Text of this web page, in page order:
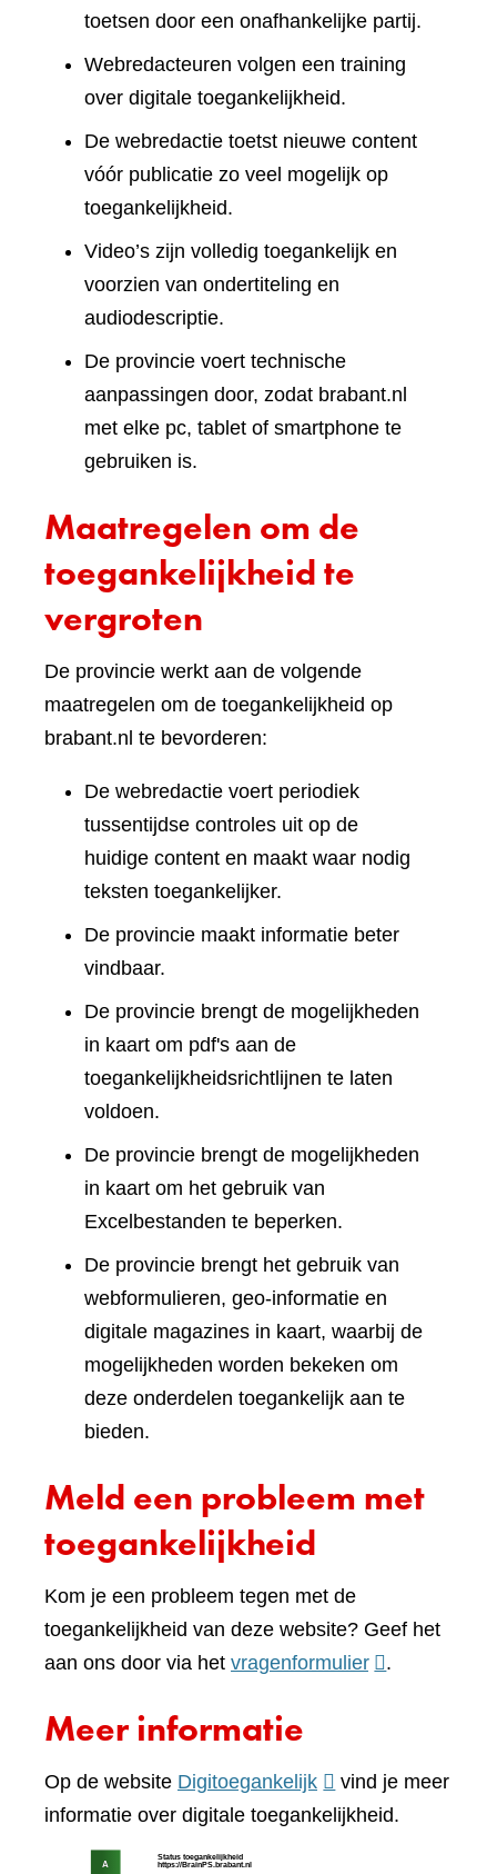
toetsen door een onafhankelijke partij.
Webredacteuren volgen een training
over digitale toegankelijkheid.
De webredactie toetst nieuwe content
vóór publicatie zo veel mogelijk op
toegankelijkheid.
Video’s zijn volledig toegankelijk en
voorzien van ondertiteling en
audiodescriptie.
De provincie voert technische
aanpassingen door, zodat brabant.nl
met elke pc, tablet of smartphone te
gebruiken is.
Maatregelen om de
toegankelijkheid te
vergroten
De provincie werkt aan de volgende
maatregelen om de toegankelijkheid op
brabant.nl te bevorderen:
De webredactie voert periodiek
tussentijdse controles uit op de
huidige content en maakt waar nodig
teksten toegankelijker.
De provincie maakt informatie beter
vindbaar.
De provincie brengt de mogelijkheden
in kaart om pdf's aan de
toegankelijkheidsrichtlijnen te laten
voldoen.
De provincie brengt de mogelijkheden
in kaart om het gebruik van
Excelbestanden te beperken.
De provincie brengt het gebruik van
webformulieren, geo-informatie en
digitale magazines in kaart, waarbij de
mogelijkheden worden bekeken om
deze onderdelen toegankelijk aan te
bieden.
Meld een probleem met
toegankelijkheid
Kom je een probleem tegen met de
toegankelijkheid van deze website? Geef het
aan ons door via het vragenformulier(verwijst
website)
.
Meer informatie
Op de website Digitoegankelijk(verwijst
naar
vind je meer
informatie over digitale toegankelijkheid.